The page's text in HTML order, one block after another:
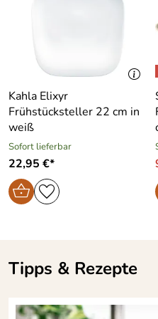
Hersteller:
Christian-Eckardt-Straße
service@kahlaporzellan.com
Kahla Elixyr
Frühstücksteller 22 cm in
weiß
Sofort lieferbar
22,95 €*
Tipps & Rezepte